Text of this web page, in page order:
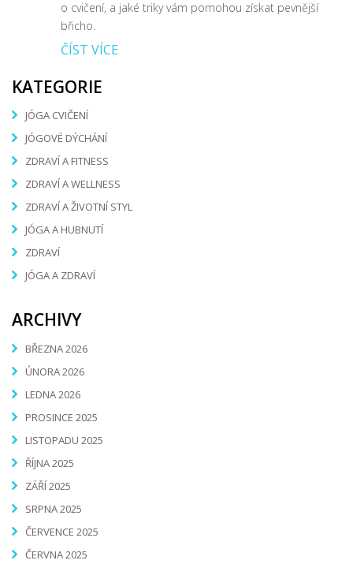
o cvičení, a jaké triky vám pomohou získat pevnější
břicho.
ČÍST VÍCE
KATEGORIE
JÓGA CVIČENÍ
JÓGOVÉ DÝCHÁNÍ
ZDRAVÍ A FITNESS
ZDRAVÍ A WELLNESS
ZDRAVÍ A ŽIVOTNÍ STYL
JÓGA A HUBNUTÍ
ZDRAVÍ
JÓGA A ZDRAVÍ
ARCHIVY
BŘEZNA 2026
ÚNORA 2026
LEDNA 2026
PROSINCE 2025
LISTOPADU 2025
ŘÍJNA 2025
ZÁŘÍ 2025
SRPNA 2025
ČERVENCE 2025
ČERVNA 2025